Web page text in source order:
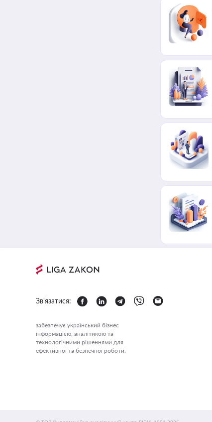
Зв'язатися:
забезпечує український бізнес
інформацією, аналітикою та
технологічними рішеннями для
ефективної та безпечної роботи.